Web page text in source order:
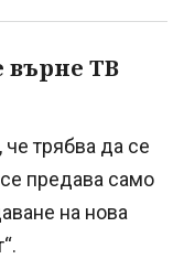
върне ТВ
трябва да се
предава само
на нова